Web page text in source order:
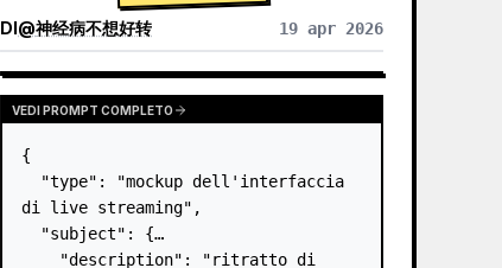
DI@神经病不想好转 19 apr 2026
VEDI PROMPT COMPLETO
{
  "type": "mockup dell'interfaccia
di live streaming",
  "subject": {